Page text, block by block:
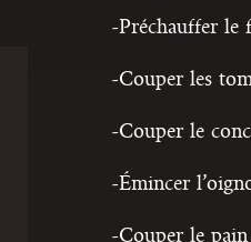
-Préchauffer le
-Couper les
-Couper le
-Émincer
-Couper le pain